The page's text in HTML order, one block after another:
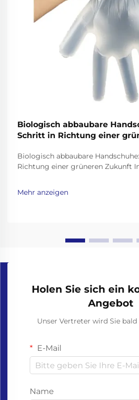
Biologisch abbaubare
Schritt in Richtung einer
Biologisch abbaubare
Richtung einer grüneren Zukunft
wichtiger denn je,
Alltagsprodukten zu finden.
Mehr anzeigen
Holen Sie sich ein
Angebot
Unser Vertreter wird Sie
E-Mail
Name